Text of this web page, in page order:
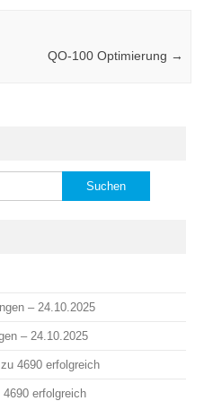
QO-100 Optimierung →
– 24.10.2025
– 24.10.2025
4690 erfolgreich
erfolgreich